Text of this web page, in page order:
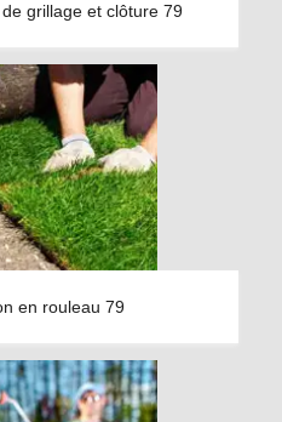
grillage et clôture 79
en rouleau 79